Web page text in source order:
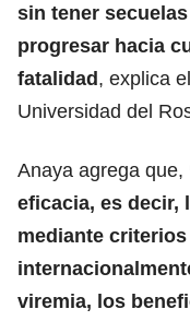
sin tener
progresar hacia
fatalidad, explica
Universidad del
Anaya agrega que,
eficacia, es decir,
mediante
viremia, los